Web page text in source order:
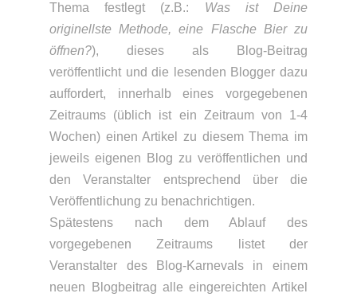
Thema festlegt (z.B.: Was ist Deine
originellste Methode, eine Flasche Bier zu
öffnen?), dieses als Blog-Beitrag
veröffentlicht und die lesenden Blogger dazu
auffordert, innerhalb eines vorgegebenen
Zeitraums (üblich ist ein Zeitraum von 1-4
Wochen) einen Artikel zu diesem Thema im
jeweils eigenen Blog zu veröffentlichen und
den Veranstalter entsprechend über die
Veröffentlichung zu benachrichtigen.
Spätestens nach dem Ablauf des
vorgegebenen Zeitraums listet der
Veranstalter des Blog-Karnevals in einem
neuen Blogbeitrag alle eingereichten Artikel